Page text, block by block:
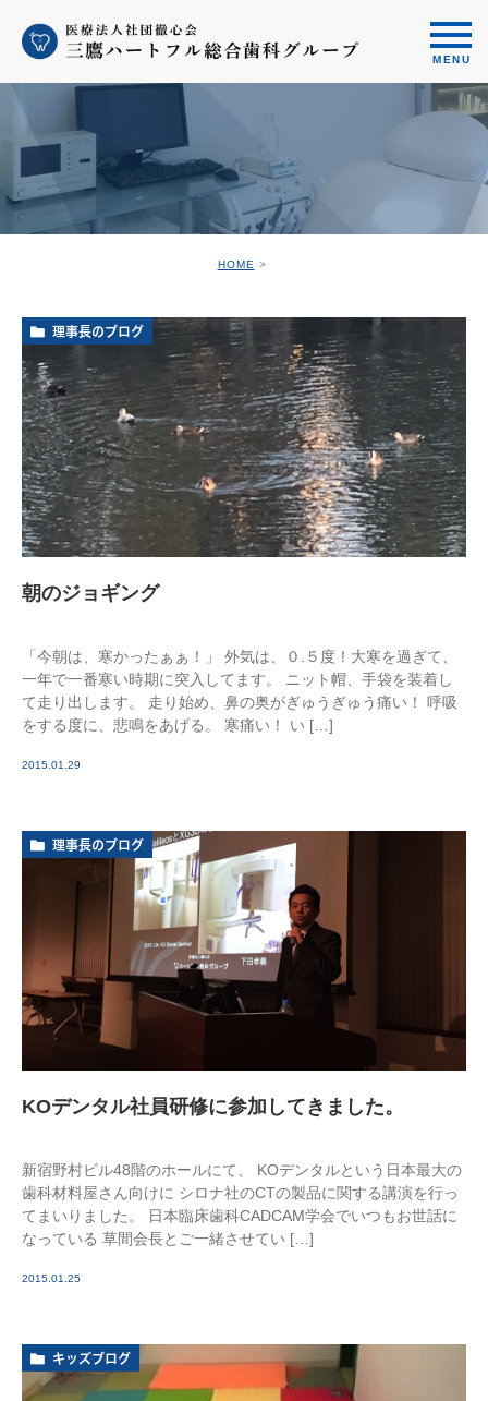
HOME
理事長のブログ
朝のジョギング
「今朝は、寒かったぁぁ！」 外気は、０.５度！大寒を過ぎて、
一年で一番寒い時期に突入してます。 ニット帽、手袋を装着し
て走り出します。 走り始め、鼻の奥がぎゅうぎゅう痛い！ 呼吸
をする度に、悲鳴をあげる。 寒痛い！ い […]
2015.01.29
理事長のブログ
KOデンタル社員研修に参加してきました。
新宿野村ビル48階のホールにて、 KOデンタルという日本最大の
歯科材料屋さん向けに シロナ社のCTの製品に関する講演を行っ
てまいりました。 日本臨床歯科CADCAM学会でいつもお世話に
なっている 草間会長とご一緒させてい […]
2015.01.25
キッズブログ